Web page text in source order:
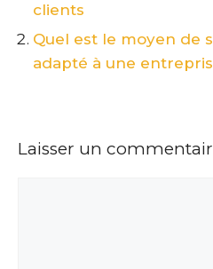
clients
Quel est le moyen de
adapté à une
Laisser un